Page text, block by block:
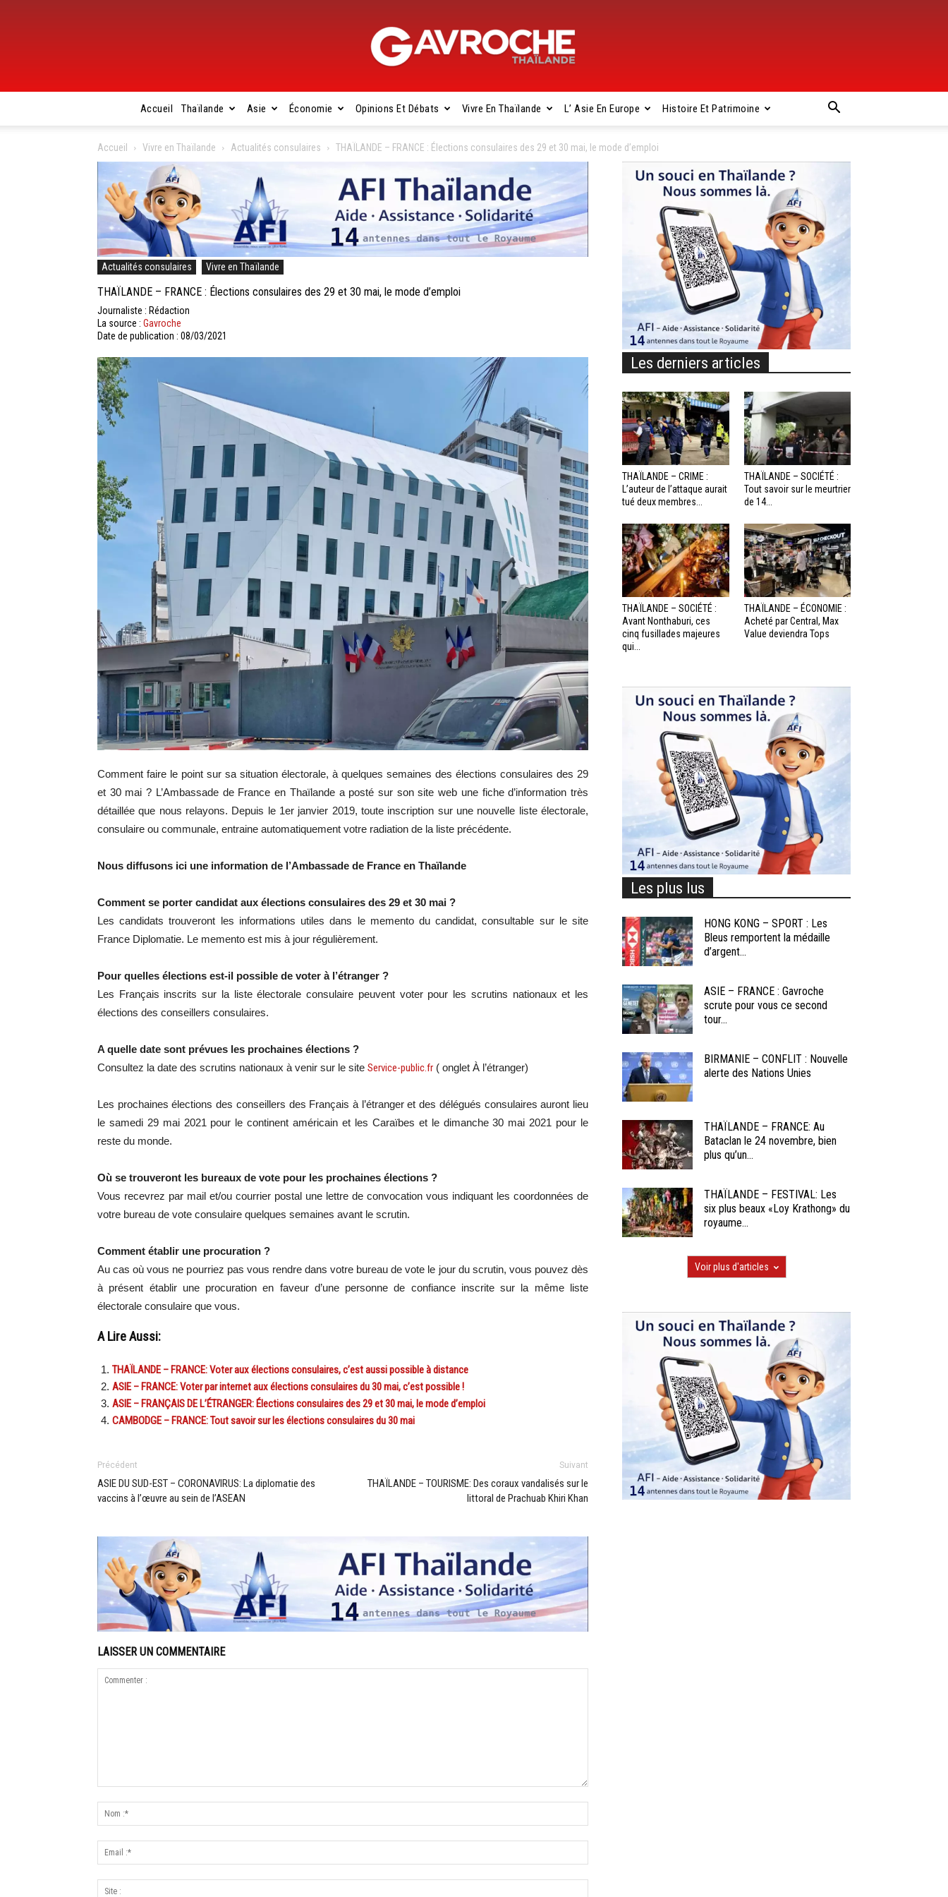
Gavroche
Thaïlande
Accueil Thaïlande Asie Économie Opinions Et Débats Vivre En Thaïlande L’ Asie En Europe Histoire Et Patrimoine
Accueil Vivre en Thaïlande Actualités consulaires THAÏLANDE – FRANCE : Élections consulaires des 29 et 30 mai, le mode d’emploi
Actualités consulaires Vivre en Thaïlande
THAÏLANDE – FRANCE : Élections consulaires des 29 et 30 mai, le mode d’emploi
Journaliste : Rédaction
La source : Gavroche
Date de publication : 08/03/2021
Comment faire le point sur sa situation électorale, à quelques semaines des élections consulaires des 29
et 30 mai ? L’Ambassade de France en Thaïlande a posté sur son site web une fiche d’information très
détaillée que nous relayons. Depuis le 1er janvier 2019, toute inscription sur une nouvelle liste électorale,
consulaire ou communale, entraine automatiquement votre radiation de la liste précédente.
Nous diffusons ici une information de l’Ambassade de France en Thaïlande
Comment se porter candidat aux élections consulaires des 29 et 30 mai ?
Les candidats trouveront les informations utiles dans le memento du candidat, consultable sur le site
France Diplomatie. Le memento est mis à jour régulièrement.
Pour quelles élections est-il possible de voter à l’étranger ?
Les Français inscrits sur la liste électorale consulaire peuvent voter pour les scrutins nationaux et les
élections des conseillers consulaires.
A quelle date sont prévues les prochaines élections ?
Consultez la date des scrutins nationaux à venir sur le site Service-public.fr ( onglet À l’étranger)
Les prochaines élections des conseillers des Français à l’étranger et des délégués consulaires auront lieu
le samedi 29 mai 2021 pour le continent américain et les Caraïbes et le dimanche 30 mai 2021 pour le
reste du monde.
Où se trouveront les bureaux de vote pour les prochaines élections ?
Vous recevrez par mail et/ou courrier postal une lettre de convocation vous indiquant les coordonnées de
votre bureau de vote consulaire quelques semaines avant le scrutin.
Comment établir une procuration ?
Au cas où vous ne pourriez pas vous rendre dans votre bureau de vote le jour du scrutin, vous pouvez dès
à présent établir une procuration en faveur d’une personne de confiance inscrite sur la même liste
électorale consulaire que vous.
A Lire Aussi:
THAÏLANDE – FRANCE: Voter aux élections consulaires, c’est aussi possible à distance
ASIE – FRANCE: Voter par internet aux élections consulaires du 30 mai, c’est possible !
ASIE – FRANÇAIS DE L’ÉTRANGER: Élections consulaires des 29 et 30 mai, le mode d’emploi
CAMBODGE – FRANCE: Tout savoir sur les élections consulaires du 30 mai
Précédent
ASIE DU SUD-EST – CORONAVIRUS: La diplomatie des
vaccins à l’œuvre au sein de l’ASEAN
Suivant
THAÏLANDE – TOURISME: Des coraux vandalisés sur le
littoral de Prachuab Khiri Khan
LAISSER UN COMMENTAIRE
Les derniers articles
THAÏLANDE – CRIME :
L’auteur de l’attaque aurait
tué deux membres...
THAÏLANDE – SOCIÉTÉ :
Tout savoir sur le meurtrier
de 14...
THAÏLANDE – SOCIÉTÉ :
Avant Nonthaburi, ces
cinq fusillades majeures
qui...
THAÏLANDE – ÉCONOMIE :
Acheté par Central, Max
Value deviendra Tops
Les plus lus
HONG KONG – SPORT : Les
Bleus remportent la médaille
d’argent...
ASIE – FRANCE : Gavroche
scrute pour vous ce second
tour...
BIRMANIE – CONFLIT : Nouvelle
alerte des Nations Unies
THAÏLANDE – FRANCE: Au
Bataclan le 24 novembre, bien
plus qu’un...
THAÏLANDE – FESTIVAL: Les
six plus beaux «Loy Krathong» du
royaume...
Voir plus d'articles